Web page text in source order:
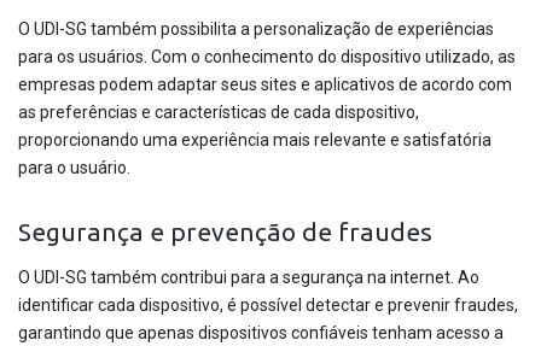
O UDI-SG também possibilita a personalização de experiências
para os usuários. Com o conhecimento do dispositivo utilizado, as
empresas podem adaptar seus sites e aplicativos de acordo com
as preferências e características de cada dispositivo,
proporcionando uma experiência mais relevante e satisfatória
para o usuário.
Segurança e prevenção de fraudes
O UDI-SG também contribui para a segurança na internet. Ao
identificar cada dispositivo, é possível detectar e prevenir fraudes,
garantindo que apenas dispositivos confiáveis tenham acesso a